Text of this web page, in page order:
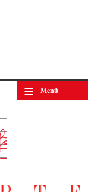
≡ Menü